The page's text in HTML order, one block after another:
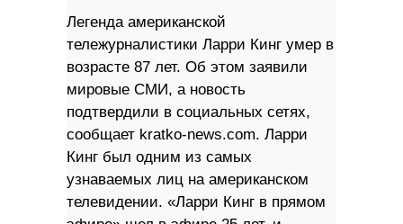
Легенда американской
тележурналистики Ларри Кинг умер в
возрасте 87 лет. Об этом заявили
мировые СМИ, а новость
подтвердили в социальных сетях,
сообщает kratko-news.com. Ларри
Кинг был одним из самых
узнаваемых лиц на американском
телевидении. «Ларри Кинг в прямом